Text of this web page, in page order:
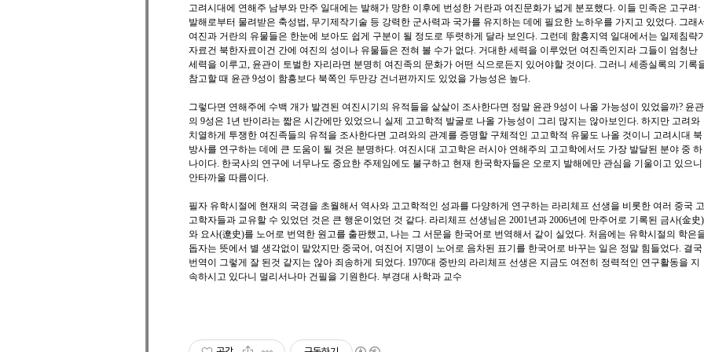
고려시대에 연해주 남부와 만주 일대에는 발해가 망한 이후에 번성한 거란과 여진문화가 넓게 분포했다. 이들 민족은 고구려·
발해로부터 물려받은 축성법, 무기제작기술 등 강력한 군사력과 국가를 유지하는 데에 필요한 노하우를 가지고 있었다. 그래
여진과 거란의 유물들은 한눈에 보아도 쉽게 구분이 될 정도로 뚜렷하게 달라 보인다. 그런데 함흥지역 일대에서는 일제침략기
자료건 북한자료이건 간에 여진의 성이나 유물들은 전혀 볼 수가 없다. 거대한 세력을 이루었던 여진족인지라 그들이 엄청난
세력을 이루고, 윤관이 토벌한 자리라면 분명히 여진족의 문화가 어떤 식으로든지 있어야할 것이다. 그러니 세종실록의 기록
참고할 때 윤관 9성이 함흥보다 북쪽인 두만강 건너편까지도 있었을 가능성은 높다.
그렇다면 연해주에 수백 개가 발견된 여진시기의 유적들을 샅샅이 조사한다면 정말 윤관 9성이 나올 가능성이 있었을까? 윤관
의 9성은 1년 반이라는 짧은 시간에만 있었으니 실제 고고학적 발굴로 나올 가능성이 그리 많지는 않아보인다. 하지만 고려와
치열하게 투쟁한 여진족들의 유적을 조사한다면 고려와의 관계를 증명할 구체적인 고고학적 유물도 나올 것이니 고려시대 북
방사를 연구하는 데에 큰 도움이 될 것은 분명하다. 여진시대 고고학은 러시아 연해주의 고고학에서도 가장 발달된 분야 중 하
나이다. 한국사의 연구에 너무나도 중요한 주제임에도 불구하고 현재 한국학자들은 오로지 발해에만 관심을 기울이고 있으니
안타까울 따름이다.
필자 유학시절에 현재의 국경을 초월해서 역사와 고고학적인 성과를 다양하게 연구하는 라리체프 선생을 비롯한 여러 중국 고
고학자들과 교유할 수 있었던 것은 큰 행운이었던 것 같다. 라리체프 선생님은 2001년과 2006년에 만주어로 기록된 금사(金史)
와 요사(遼史)를 노어로 번역한 원고를 출판했고, 나는 그 서문을 한국어로 번역해서 같이 실었다. 처음에는 유학시절의 학은
돕자는 뜻에서 별 생각없이 맡았지만 중국어, 여진어 지명이 노어로 음차된 표기를 한국어로 바꾸는 일은 정말 힘들었다. 결국
번역이 그렇게 잘 된것 같지는 않아 죄송하게 되었다. 1970대 중반의 라리체프 선생은 지금도 여전히 정력적인 연구활동을 지
속하시고 있다니 멀리서나마 건필을 기원한다. 부경대 사학과 교수